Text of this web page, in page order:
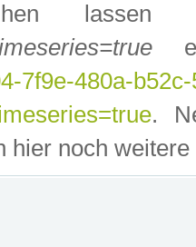
7f9e-480a-
.
hier noch weitere